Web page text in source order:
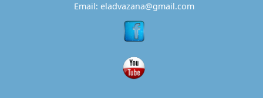
Email: eladvazana@gmail.com